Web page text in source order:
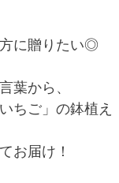
に贈りたい◎
葉から、
ちご」の鉢植え
お届け！